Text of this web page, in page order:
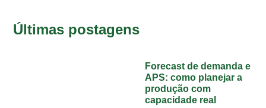
Últimas postagens
Forecast de demanda e
APS: como planejar a
produção com
capacidade real